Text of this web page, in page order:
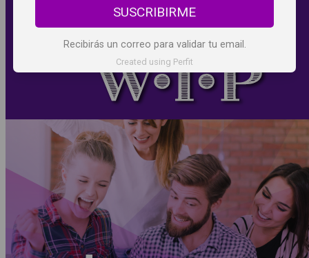
SUSCRIBIRME
Recibirás un correo para validar tu email.
Created using Perfit